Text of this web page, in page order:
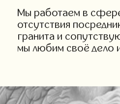
Мы работаем в сфере
отсутствия
гранита и
мы любим своё дело